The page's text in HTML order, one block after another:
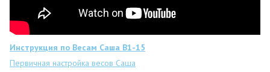
Инструкция по Весам Саша В1-15
Первичная настройка весов Саша